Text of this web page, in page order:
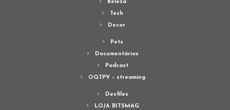
Beleza
Tech
Decor
Pets
Documentários
Podcast
OQTPV – streaming
Desfiles
LOJA BITSMAG